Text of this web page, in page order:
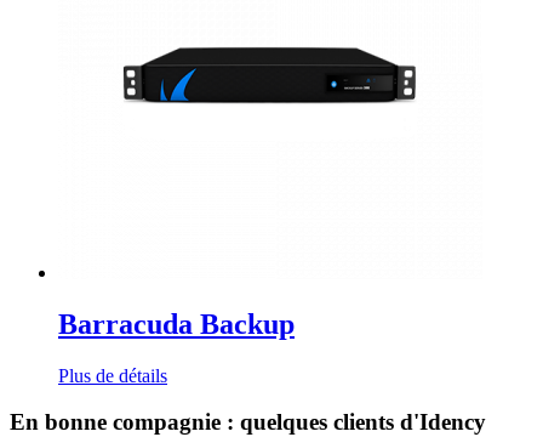
Barracuda Backup
Plus de détails
En bonne compagnie : quelques clients d'Idency